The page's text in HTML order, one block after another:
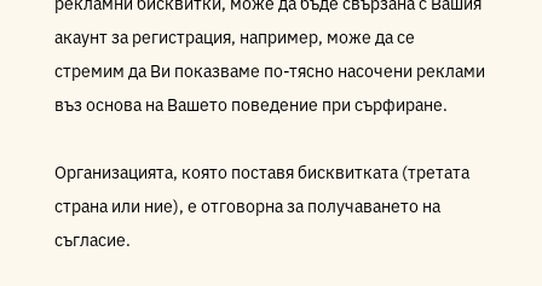
акаунт за регистрация, например, може да се
стремим да Ви показваме по-тясно насочени реклами
въз основа на Вашето поведение при сърфиране.
Организацията, която поставя бисквитката (третата
страна или ние), е отговорна за получаването на
съгласие.